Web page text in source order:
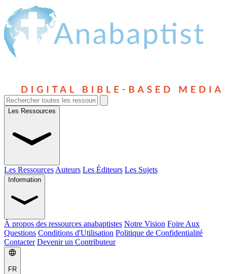
Les Ressources
Les Ressources Auteurs Les Éditeurs Les Sujets
Information
À propos des ressources anabaptistes Notre Vision Foire Aux
Questions Conditions d'Utilisation Politique de Confidentialité
Contacter Devenir un Contributeur
FR